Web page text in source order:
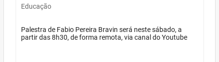
Educação
Palestra de Fabio Pereira Bravin será neste sábado, a
partir das 8h30, de forma remota, via canal do Youtube